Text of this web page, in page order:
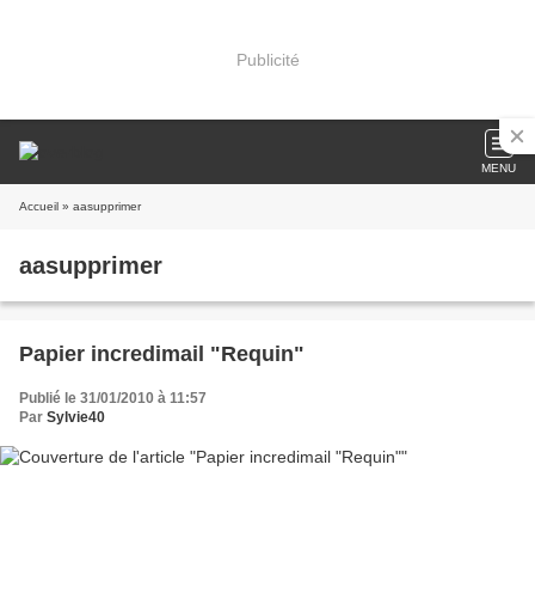
Publicité
MENU
Accueil » aasupprimer
aasupprimer
Papier incredimail "Requin"
Publié le 31/01/2010 à 11:57
Par Sylvie40